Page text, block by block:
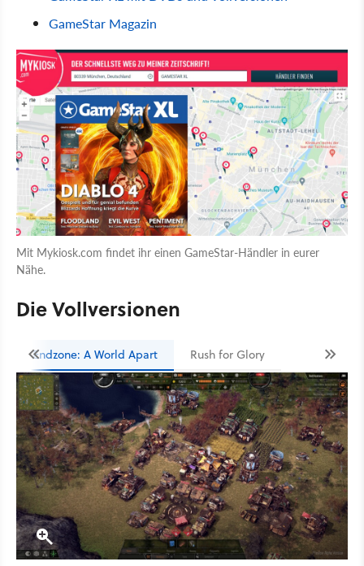
GameStar Magazin
Mit Mykiosk.com findet ihr einen GameStar-Händler in eurer
Nähe.
Die Vollversionen
Endzone: A World Apart Rush for Glory